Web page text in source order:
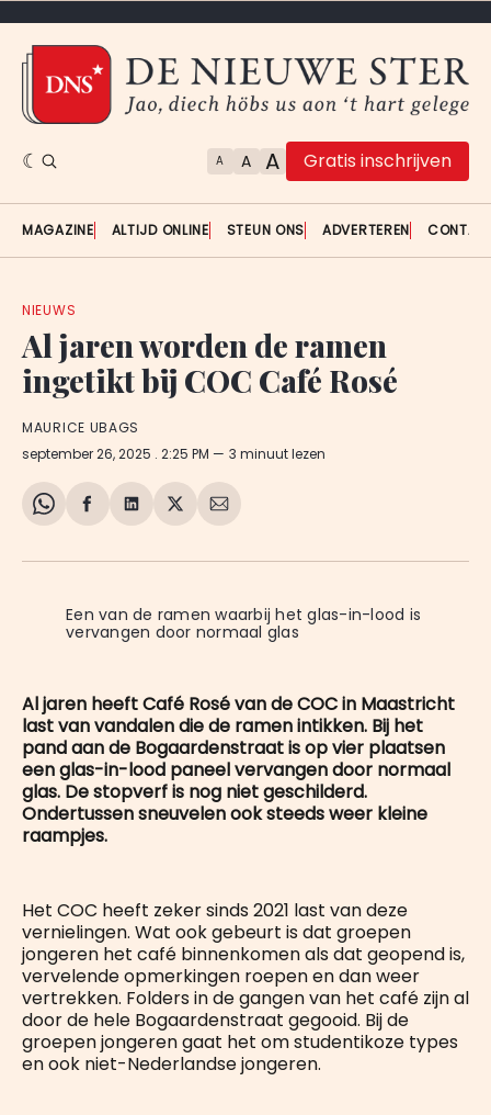
A A A Gratis inschrijven
MAGAZINE ALTIJD ONLINE STEUN ONS ADVERTEREN
NIEUWS
Al jaren worden de ramen
ingetikt bij COC Café Rosé
MAURICE UBAGS
september 26, 2025 . 2:25 PM 3 minuut lezen
Share
WhatsApp
Delen
Facebook
Delen
LinkedIn
Share
X
Deel
E-
Een van de ramen waarbij het glas-in-lood is
vervangen door normaal glas
Al jaren heeft Café Rosé van de COC in Maastricht
last van vandalen die de ramen intikken. Bij het
pand aan de Bogaardenstraat is op vier plaatsen
een glas-in-lood paneel vervangen door normaal
glas. De stopverf is nog niet geschilderd.
Ondertussen sneuvelen ook steeds weer kleine
raampjes.
Het COC heeft zeker sinds 2021 last van deze
vernielingen. Wat ook gebeurt is dat groepen
jongeren het café binnenkomen als dat geopend is,
vervelende opmerkingen roepen en dan weer
vertrekken. Folders in de gangen van het café zijn al
door de hele Bogaardenstraat gegooid. Bij de
groepen jongeren gaat het om studentikoze types
en ook niet-Nederlandse jongeren.